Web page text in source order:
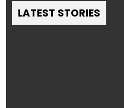
LATEST STORIES